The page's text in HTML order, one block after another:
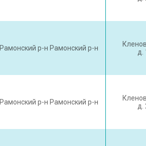
Рамонский р-н Рамонский р-н
д.
Рамонский р-н Рамонский р-н
д.